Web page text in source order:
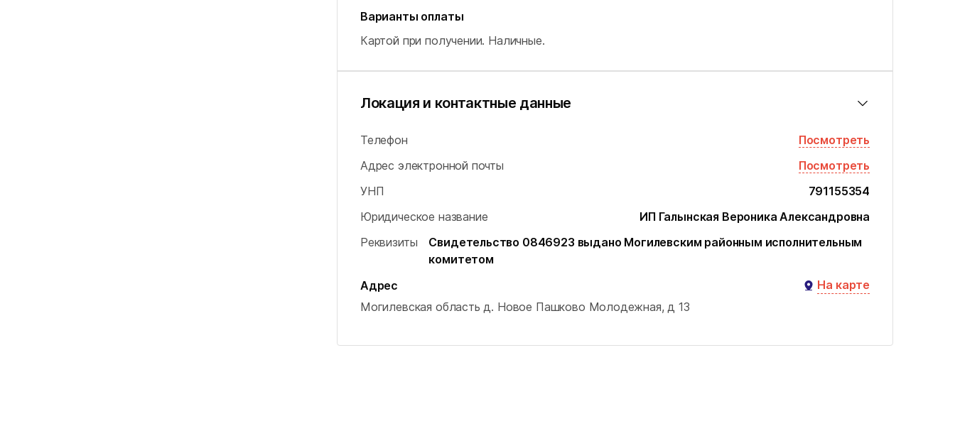
Варианты оплаты
Картой при получении. Наличные.
Локация и контактные данные
Телефон
Посмотреть
Адрес электронной почты
Посмотреть
УНП
791155354
Юридическое название
ИП Галынская Вероника Александровна
Реквизиты
Свидетельство 0846923 выдано Могилевским районным исполнительным
комитетом
Адрес
На карте
Могилевская область д. Новое Пашково Молодежная, д 13